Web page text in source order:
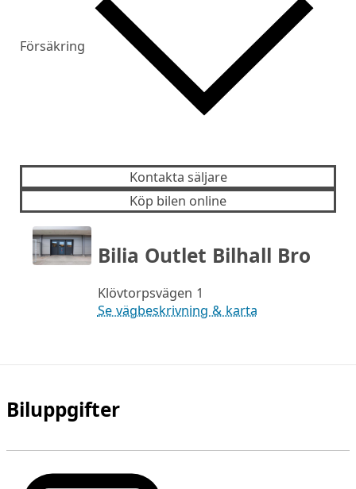
Försäkring
Kontakta säljare
Köp bilen online
Bilia Outlet Bilhall Bro
Klövtorpsvägen 1
Se vägbeskrivning & karta
Biluppgifter